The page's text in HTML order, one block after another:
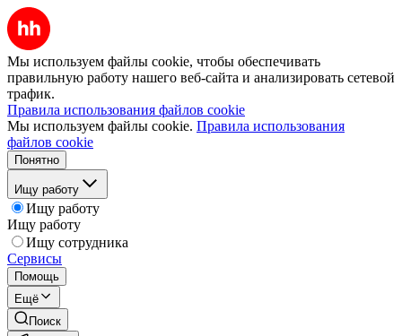
Мы используем файлы cookie, чтобы обеспечивать
правильную работу нашего веб-сайта и анализировать сетевой
трафик.
Правила использования файлов cookie
Мы используем файлы cookie. Правила использования
файлов cookie
Понятно
Ищу работу
Ищу работу
Ищу работу
Ищу сотрудника
Сервисы
Помощь
Ещё
Поиск